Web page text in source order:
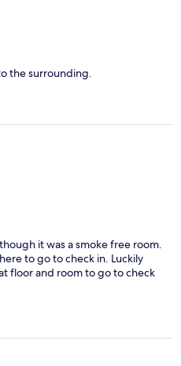
the surrounding.
it was a smoke free room.
to go to check in. Luckily
floor and room to go to check